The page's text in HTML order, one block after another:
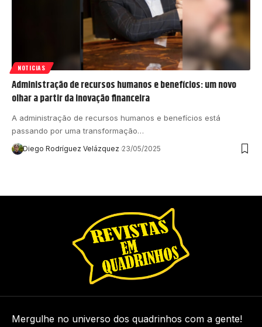
NOTICIAS
Administração de recursos humanos e benefícios: um novo
olhar a partir da inovação financeira
A administração de recursos humanos e benefícios está
passando por uma transformação…
Diego Rodríguez Velázquez 23/05/2025
Mergulhe no universo dos quadrinhos com a gente!